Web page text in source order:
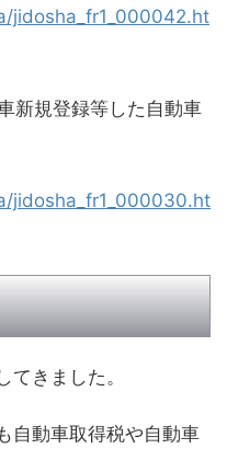
jidosha_fr1_000042.ht
新規登録等した自動車
jidosha_fr1_000030.ht
きました。
自動車取得税や自動車